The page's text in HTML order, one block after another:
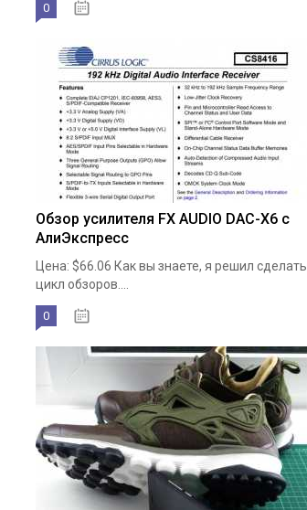
0
Обзор усилителя FX AUDIO DAC-X6 с
АлиЭкспресс
Цена: $66.06 Как вы знаете, я решил сделать
цикл обзоров....
0